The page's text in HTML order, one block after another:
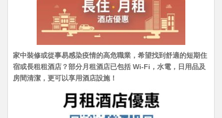
家中裝修或從事易感染疫情的高危職業，希望找到舒適的短期住
宿或長租租酒店？部分月租酒店已包括 Wi-Fi，水電，日用品及
房間清潔，更可以享用酒店設施！